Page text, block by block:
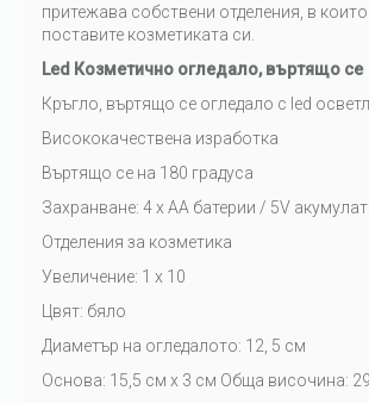
притежава собствени отделения, в
поставите козметиката си.
Led Козметично огледало, въртящо се
Кръгло, въртящо се огледало с led
Висококачествена изработка
Въртящо се на 180 градуса
Захранване: 4 x AA батерии / 5V
Отделения за козметика
Увеличение: 1 х 10
Цвят: бяло
Диаметър на огледалото: 12, 5 см
Основа: 15,5 см х 3 см Обща височина: